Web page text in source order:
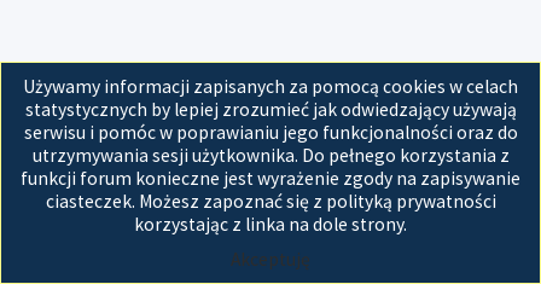
Używamy informacji zapisanych za pomocą cookies w celach
statystycznych by lepiej zrozumieć jak odwiedzający używają
serwisu i pomóc w poprawianiu jego funkcjonalności oraz do
utrzymywania sesji użytkownika. Do pełnego korzystania z
funkcji forum konieczne jest wyrażenie zgody na zapisywanie
ciasteczek. Możesz zapoznać się z polityką prywatności
korzystając z linka na dole strony.
Akceptuję